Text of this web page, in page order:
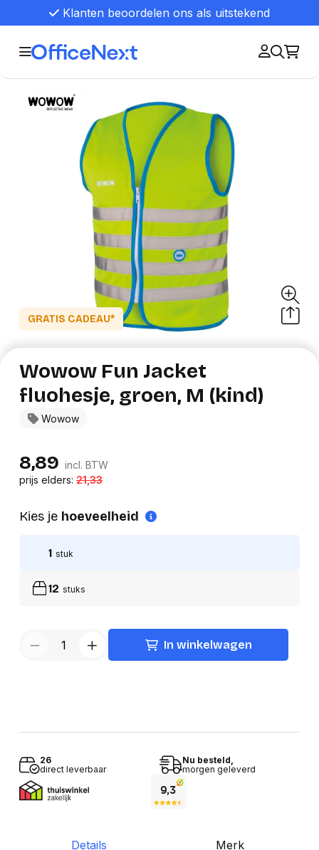
Klanten beoordelen ons als uitstekend
GRATIS CADEAU*
Wowow
Wowow Fun Jacket
fluohesje, groen, M (kind)
8,89 incl. BTW
prijs elders:21,33
Kies je hoeveelheid
1 stuk
12 stuks
In winkelwagen
26
direct leverbaar
Nu besteld,
morgen geleverd
Details Merk